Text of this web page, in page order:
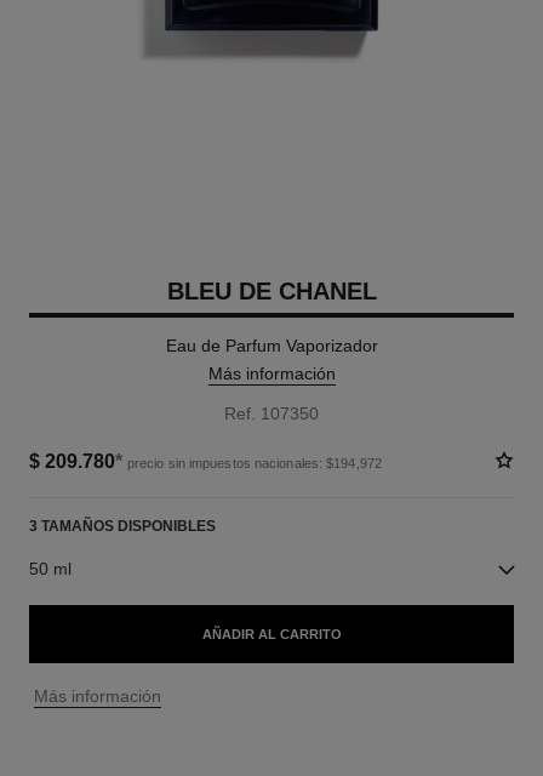
BLEU DE CHANEL
Eau de Parfum Vaporizador
Más información
Ref. 107350
$ 209.780* precio sin impuestos nacionales: $194,972
3 TAMAÑOS DISPONIBLES
50 ml
AÑADIR AL CARRITO
↩
Más información